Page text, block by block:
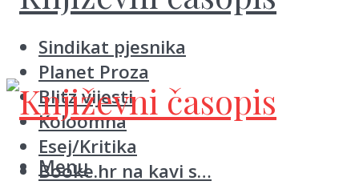
Sindikat pjesnika
Planet Proza
Blitz vijesti
Koloomna
Esej/Kritika
Booke.hr na kavi s…
Menu